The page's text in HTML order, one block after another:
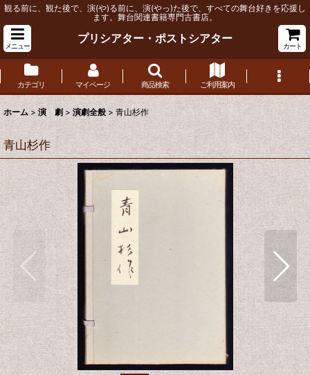
観る前に、観た後で、演(や)る前に、演(やっ)た後で、すべての舞台好きを応援し
ます。舞台関連書籍専門古書店。
メニュー
プリシアター・ポストシアター
カート
カテゴリ マイページ 商品検索 ご利用案内
ホーム > 演 劇 > 演劇全般 > 青山杉作
青山杉作